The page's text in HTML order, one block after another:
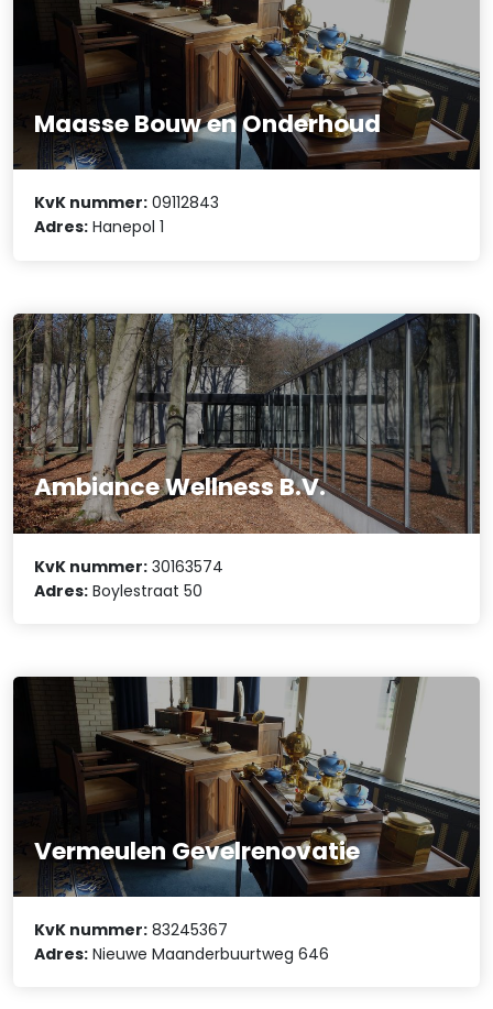
Maasse Bouw en Onderhoud
KvK nummer: 09112843
Adres: Hanepol 1
Ambiance Wellness B.V.
KvK nummer: 30163574
Adres: Boylestraat 50
Vermeulen Gevelrenovatie
KvK nummer: 83245367
Adres: Nieuwe Maanderbuurtweg 646